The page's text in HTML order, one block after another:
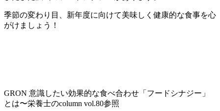
季節の変わり目、新年度に向けて美味しく健康的な食事を心
がけましょう！
GRON 意識したい効果的な食べ合わせ「フードシナジー」
とは〜栄養士のcolumn vol.80参照